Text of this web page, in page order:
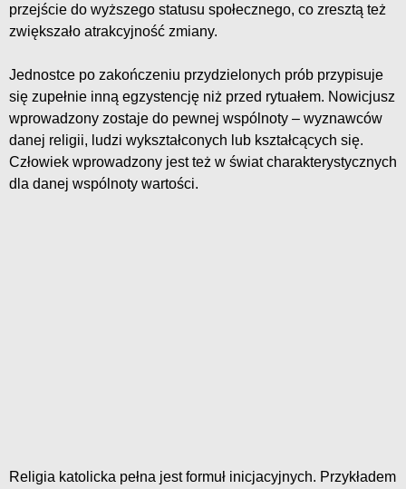
przejście do wyższego statusu społecznego, co zresztą też
zwiększało atrakcyjność zmiany.
Jednostce po zakończeniu przydzielonych prób przypisuje
się zupełnie inną egzystencję niż przed rytuałem. Nowicjusz
wprowadzony zostaje do pewnej wspólnoty – wyznawców
danej religii, ludzi wykształconych lub kształcących się.
Człowiek wprowadzony jest też w świat charakterystycznych
dla danej wspólnoty wartości.
Religia katolicka pełna jest formuł inicjacyjnych. Przykładem